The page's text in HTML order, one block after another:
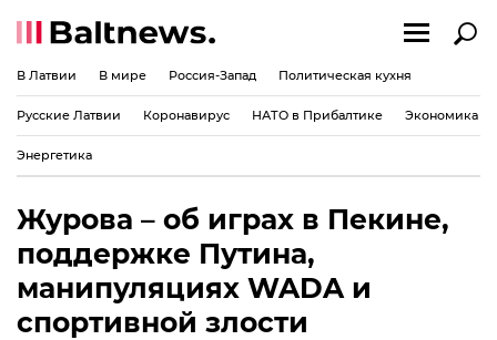
В Латвии В мире Россия-Запад Политическая кухня
Русские Латвии Коронавирус НАТО в Прибалтике Экономика
Энергетика
Журова – об играх в Пекине,
поддержке Путина,
манипуляциях WADA и
спортивной злости